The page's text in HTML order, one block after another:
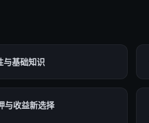
与基础知识
与收益新选择